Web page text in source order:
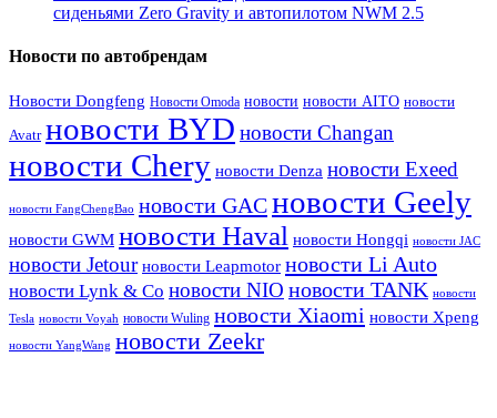
сиденьями Zero Gravity и автопилотом NWM 2.5
Новости по автобрендам
Новости Dongfeng Новости Omoda новости новости AITO новости
Avatr новости BYD новости Changan
новости Chery новости Denza новости Exeed
новости FangChengBao новости GACновости Geely
новости GWM новости Haval новости Hongqi новости JAC
новости Jetour новости Leapmotor новости Li Auto
новости Lynk & Co новости NIO новости TANK новости
Tesla новости Voyah новости Wuling новости Xiaomi новости Xpeng
новости YangWang новости Zeekr